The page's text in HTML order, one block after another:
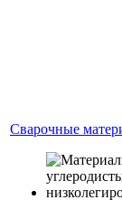
Сварочные